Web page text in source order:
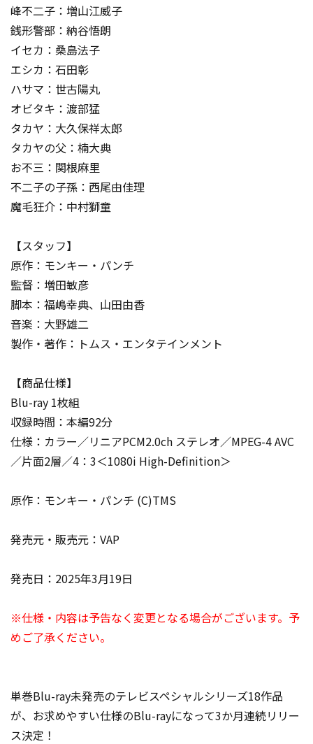
峰不二子：増山江威子
銭形警部：納谷悟朗
イセカ：桑島法子
エシカ：石田彰
ハサマ：世古陽丸
オビタキ：渡部猛
タカヤ：大久保祥太郎
タカヤの父：楠大典
お不三：関根麻里
不二子の子孫：西尾由佳理
魔毛狂介：中村獅童
【スタッフ】
原作：モンキー・パンチ
監督：増田敏彦
脚本：福嶋幸典、山田由香
音楽：大野雄二
製作・著作：トムス・エンタテインメント
【商品仕様】
Blu-ray 1枚組
収録時間：本編92分
仕様：カラー／リニアPCM2.0ch ステレオ／MPEG-4 AVC
／片面2層／4：3＜1080i High-Definition＞
原作：モンキー・パンチ (C)TMS
発売元・販売元：VAP
発売日：2025年3月19日
※仕様・内容は予告なく変更となる場合がございます。予
めご了承ください。
単巻Blu-ray未発売のテレビスペシャルシリーズ18作品
が、お求めやすい仕様のBlu-rayになって3か月連続リリー
ス決定！